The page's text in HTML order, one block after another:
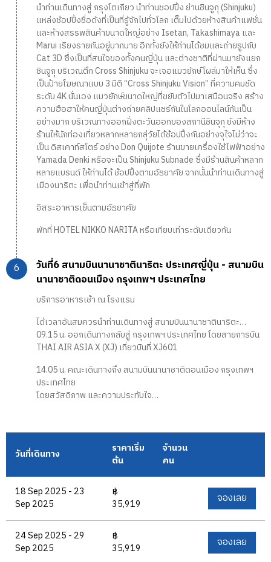
นำท่านเดินทางสู่ กรุงโตเกียว นำท่านชอปปิ้ง ย่านชินจูกุ (Shinjuku)
แหล่งช้อปปิ้งชื่อดังที่เป็นที่รู้จักไปทั่วโลก เต็มไปด้วยห้างสินค้าแฟชั่น
และห้างสรรพสินค้าขนาดใหญ่อย่าง Isetan, Takashimaya และ
Marui เรียงรายกันอยู่มากมาย อีกทั้งยังให้ท่านได้ชมและถ่ายรูปกับ
Cat 3D ซึ่งเป็นที่สนใจของทั้งคนญี่ปุ่น และต่างชาติที่ผ่านมายังแยก
ชินจูกุ บริเวณตึก Cross Shinjuku จะเจอแมวยักษ์โผล่มาให้เห็น ซึ่ง
เป็นป้ายโฆษณาแบบ 3 มิติ “Cross Shinjuku Vision” ที่ความคมชัด
ระดับ 4K นั่นเอง แมวยักษ์ขนาดใหญ่ที่ขยับตัวไปมาเสมือนจริง สร้าง
ความฮือฮาให้คนญี่ปุ่นต่างถ่ายคลิปแชร์กันในโลกออนไลน์กันเป็น
อย่างมาก บริเวณทางออกฝั่งตะวันออกของสถานีชินจุกุ ยังมีห้าง
ร้านให้นักท่องเที่ยวหลากหลายกลุ่วัยได้ช้อปปิ้งกันอย่างจุใจไม่ว่าจะ
เป็น ดิสเคาท์สโตร์ อย่าง Don Quijote ร้านขายเครื่องใช้ไฟฟ้าอย่าง
Yamada Denki หรือจะเป็น Shinjuku Subnade ซึ่งมีร้านสินค้าหลาก
หลายแบรนด์ ให้ท่านได้ ช้อปปิ้งตามอัธยาศัย จากนั้นนำท่านเดินทางสู่
เมืองนาริตะ เพื่อนำท่านเข้าสู่ที่พัก
อิสระอาหารเย็นตามอัธยาศัย
พักที่ HOTEL NIKKO NARITA หรือเทียบเท่าระดับเดียวกัน
วันที่6 สนามบินนานาชาตินาริตะ ประเทศญี่ปุ่น - สนามบิน
นานาชาติดอนเมือง กรุงเทพฯ ประเทศไทย
บริการอาหารเช้า ณ โรงแรม
ได้เวลาอันสมควรนำท่านเดินทางสู่ สนามบินนานาชาตินาริตะ…
09.15 น. ออกเดินทางกลับสู่ กรุงเทพฯ ประเทศไทย โดยสายการบิน
THAI AIR ASIA X (XJ) เที่ยวบินที่ XJ601
14.05 น. คณะเดินทางถึง สนามบินนานาชาติดอนเมือง กรุงเทพฯ
ประเทศไทย
โดยสวัสดิภาพ และความประทับใจ…
วันที่เดินทาง
ราคาเริ่ม
ต้น
จำนวน
คน
18 Sep 2025 - 23
Sep 2025
฿
35,919
จองเลย
24 Sep 2025 - 29
Sep 2025
฿
35,919
จองเลย